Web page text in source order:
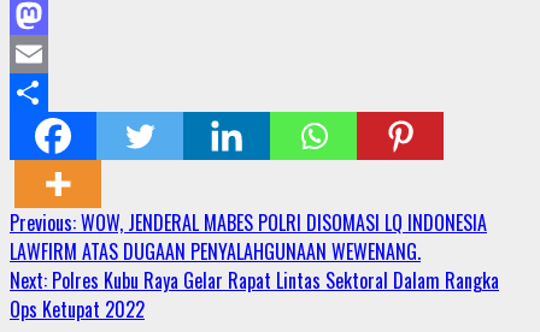
Facebook
Mastodon
Email
Share
Continue
Reading
Previous:WOW, JENDERAL MABES POLRI DISOMASI LQ INDONESIA
LAWFIRM ATAS DUGAAN PENYALAHGUNAAN WEWENANG.
Next: Polres Kubu Raya Gelar Rapat Lintas Sektoral Dalam Rangka
Ops Ketupat 2022